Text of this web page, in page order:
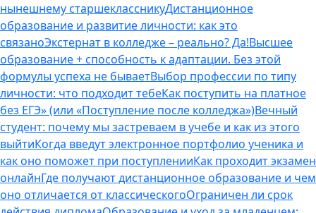
нынешнему старшеклассникуДистанционное
образование и развитие личности: как это
связаноЭкстернат в колледже – реально? Да!Высшее
образование + способность к адаптации. Без этой
формулы успеха не бываетВыбор профессии по типу
личности: что подходит тебеКак поступить на платное
без ЕГЭ» (или «Поступление после колледжа»)Вечный
студент: почему мы застреваем в учебе и как из этого
выйтиКогда введут электронное портфолио ученика и
как оно поможет при поступленииКак проходит экзамен
онлайнГде получают дистанционное образование и чем
оно отличается от классическогоОграничен ли срок